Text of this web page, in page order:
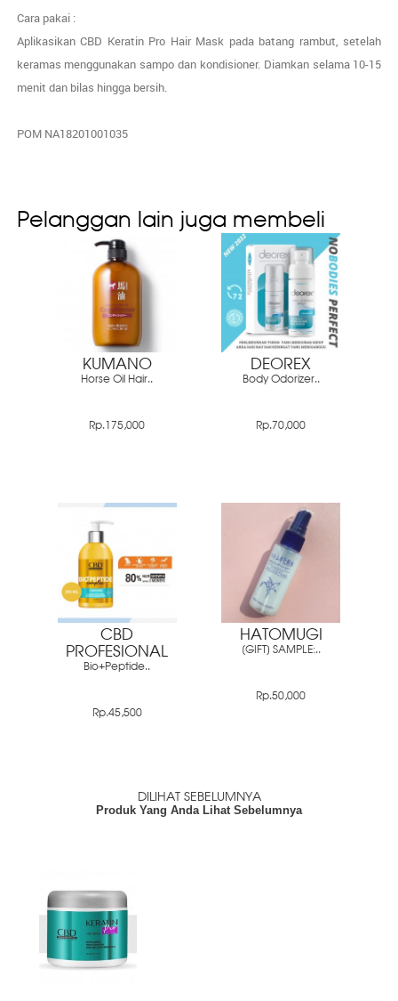
Cara pakai :
Aplikasikan CBD Keratin Pro Hair Mask pada batang rambut, setelah
keramas menggunakan sampo dan kondisioner. Diamkan selama 10-15
menit dan bilas hingga bersih.
POM NA18201001035
Pelanggan lain juga membeli
KUMANO
Horse Oil Hair..
Rp.175,000
DEOREX
Body Odorizer..
Rp.70,000
CBD
PROFESIONAL
Bio+Peptide..
Rp.45,500
HATOMUGI
[GIFT] SAMPLE:..
Rp.50,000
DILIHAT SEBELUMNYA
Produk Yang Anda Lihat Sebelumnya